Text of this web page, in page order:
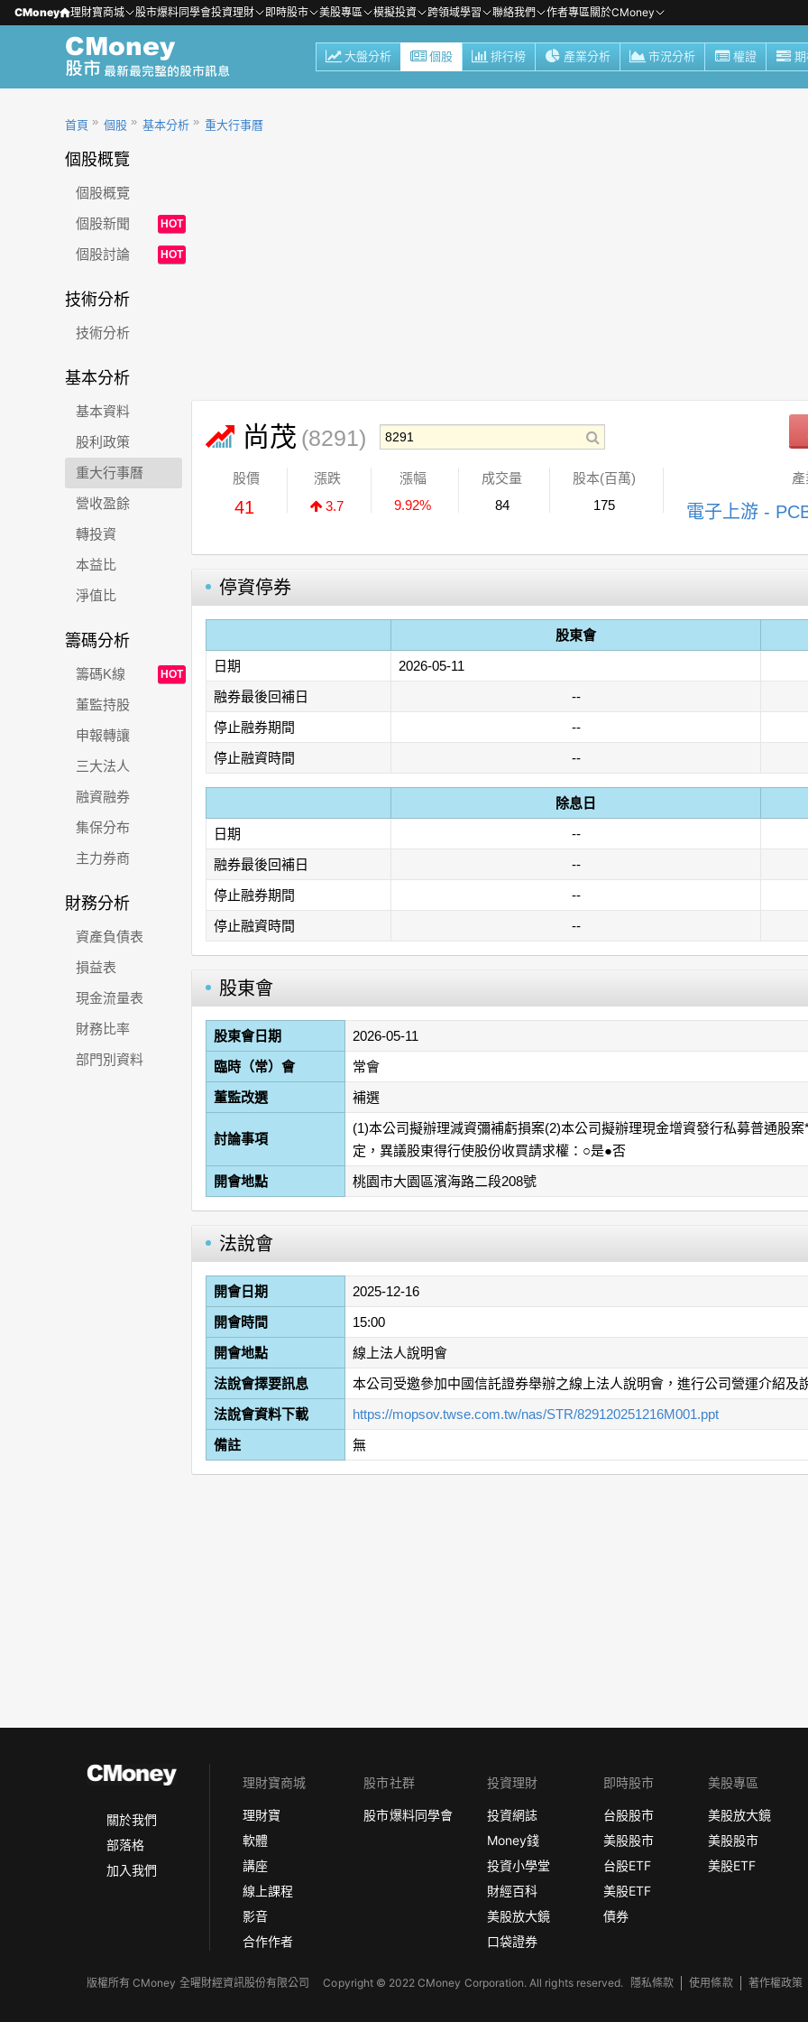
CMoney 理財寶商城 股市爆料同學會投資理財 即時股市 美股專區 模擬投資 跨領域學習 聯絡我們 作者專區關於CMoney
大盤分析 個股 排行榜 產業分析 市況分析 權證
首頁 個股 基本分析 重大行事曆
個股概覽
個股概覽
個股新聞
HOT
個股討論 HOT
技術分析
技術分析
基本分析
基本資料
股利政策
重大行事曆
營收盈餘
轉投資
本益比
淨值比
籌碼分析
籌碼K線 HOT
董監持股
申報轉讓
三大法人
融資融券
集保分布
主力券商
財務分析
資產負債表
損益表
現金流量表
財務比率
部門別資料
尚茂 (8291)
股價
41
漲跌
3.7
漲幅
9.92%
成交量
84
股本(百萬)
175
電子上游 -
停資停券
股東會
日期
2026-05-11
融券最後回補日
--
停止融券期間
--
停止融資時間
--
除息日
日期
--
融券最後回補日
--
停止融券期間
--
停止融資時間
--
股東會
股東會日期
2026-05-11
臨時（常）會
常會
董監改選
補選
討論事項
(1)本公司擬辦理減資彌補虧損案(2)本公司擬辦理現金增資發行私募普通股
定，異議股東得行使股份收買請求權：○是●否
開會地點
桃園市大園區濱海路二段208號
法說會
開會日期
2025-12-16
開會時間
15:00
開會地點
線上法人說明會
法說會擇要訊息
本公司受邀參加中國信託證券舉辦之線上法人說明會，進行公司營運介紹及
法說會資料下載
https://mopsov.twse.com.tw/nas/STR/829120251216M001.ppt
備註
無
關於我們
部落格
加入我們
理財寶商城
理財寶
軟體
講座
線上課程
影音
合作作者
股市社群
股市爆料同學會
投資理財
投資網誌
Money錢
投資小學堂
財經百科
美股放大鏡
口袋證券
即時股市
台股股市
美股股市
台股ETF
美股ETF
債券
美股專區
美股放大鏡
美股股市
美股ETF
版權所有 CMoney 全曜財經資訊股份有限公司Copyright © 2022 CMoney Corporation. All rights reserved. 隱私條款 使用條款 著作權政策